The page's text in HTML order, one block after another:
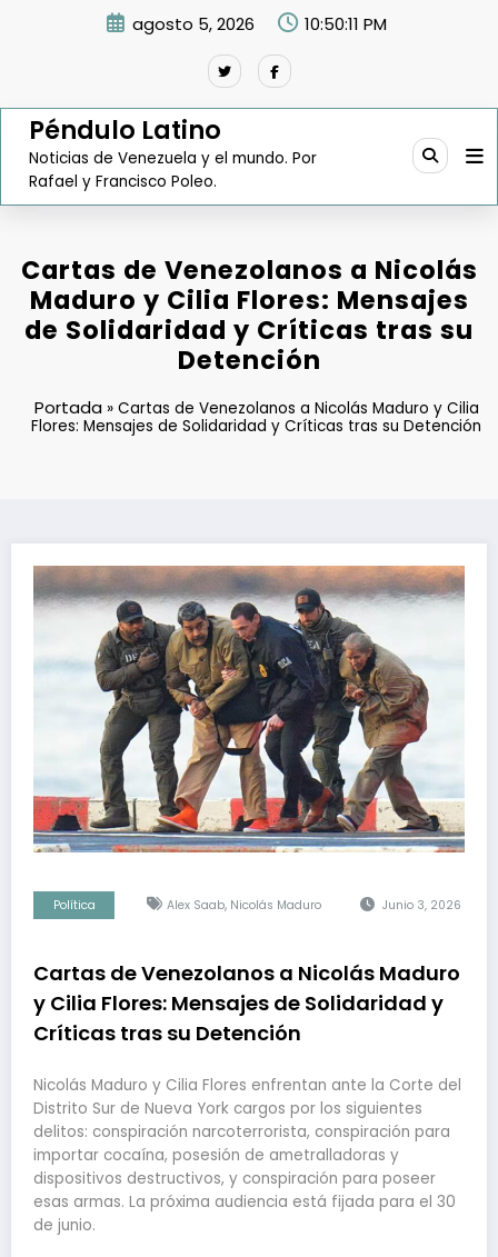
agosto 5, 2026 10:50:12 PM
Péndulo Latino
Noticias de Venezuela y el mundo. Por
Rafael y Francisco Poleo.
Cartas de Venezolanos a Nicolás
Maduro y Cilia Flores: Mensajes
de Solidaridad y Críticas tras su
Detención
Portada» Cartas de Venezolanos a Nicolás Maduro y Cilia
Flores: Mensajes de Solidaridad y Críticas tras su Detención
Política Alex Saab, Nicolás Maduro Junio 3, 2026
Cartas de Venezolanos a Nicolás Maduro
y Cilia Flores: Mensajes de Solidaridad y
Críticas tras su Detención
Nicolás Maduro y Cilia Flores enfrentan ante la Corte del
Distrito Sur de Nueva York cargos por los siguientes
delitos: conspiración narcoterrorista, conspiración para
importar cocaína, posesión de ametralladoras y
dispositivos destructivos, y conspiración para poseer
esas armas. La próxima audiencia está fijada para el 30
de junio.